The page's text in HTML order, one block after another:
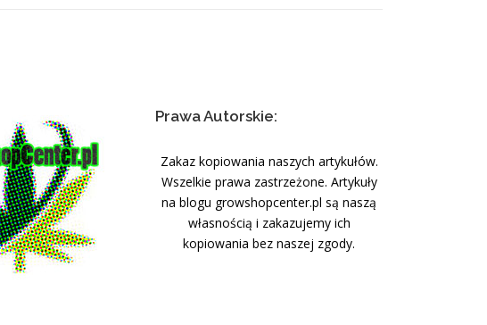
Prawa Autorskie:
Zakaz kopiowania naszych artykułów.
Wszelkie prawa zastrzeżone. Artykuły
na blogu growshopcenter.pl są naszą
własnością i zakazujemy ich
kopiowania bez naszej zgody.